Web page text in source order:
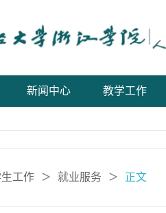
新闻中心 教学工作
工作 ＞ 就业服务 ＞ 正文